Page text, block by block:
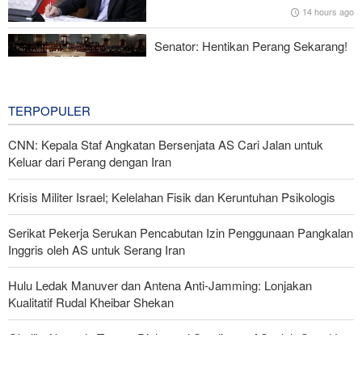
Menhan Pakistan: Persatuan Negara-negara Islam dalam
Melawan Zionis Urgen
14 hours ago
Senator: Hentikan Perang Sekarang!
TERPOPULER
CNN: Kepala Staf Angkatan Bersenjata AS Cari Jalan untuk
Keluar dari Perang dengan Iran
Krisis Militer Israel; Kelelahan Fisik dan Keruntuhan Psikologis
Serikat Pekerja Serukan Pencabutan Izin Penggunaan Pangkalan
Inggris oleh AS untuk Serang Iran
Hulu Ledak Manuver dan Antena Anti-Jamming: Lonjakan
Kualitatif Rudal Kheibar Shekan
Ghalibaf kepada Trump: Diplomasi Sandiwara AS telah Gagal !